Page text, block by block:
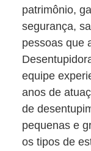
patrimônio,
segurança,
pessoas que
equipe
anos de
de
pequenas e
os tipos de